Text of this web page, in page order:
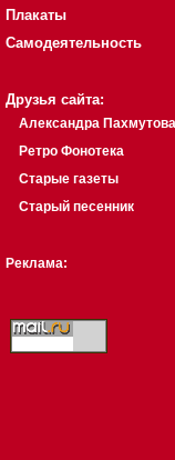
Плакаты
Самодеятельность
Друзья сайта:
Александра Пахмутова
Ретро Фонотека
Старые газеты
Старый песенник
Реклама: